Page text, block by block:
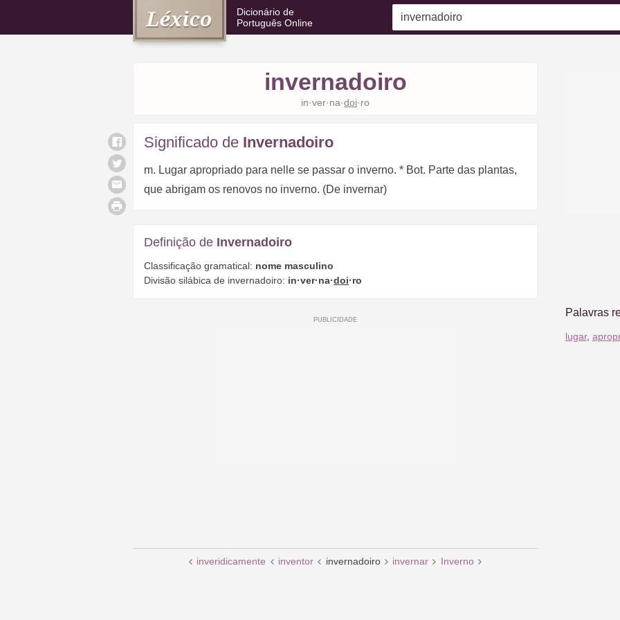
Dicionário de
Português Online
invernadoiro
in·ver·na·doi·ro
Significado de Invernadoiro
m. Lugar apropriado para nelle se passar o inverno. * Bot. Parte das plantas,
que abrigam os renovos no inverno. (De invernar)
Definição de Invernadoiro
Classificação gramatical: nome masculino
Divisão silábica de invernadoiro: in·ver·na·doi·ro
inveridicamente inventor invernadoiro invernar Inverno
Palavras
lugar,